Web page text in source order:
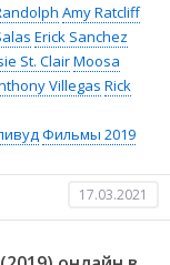
Amy Ratcliff
Erick Sanchez
St. ClairMoosa
Villegas Rick
Фильмы 2019
17.03.2021